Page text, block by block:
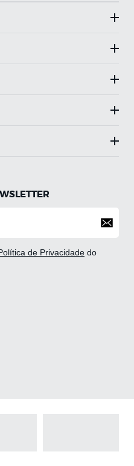
de Privacidade do